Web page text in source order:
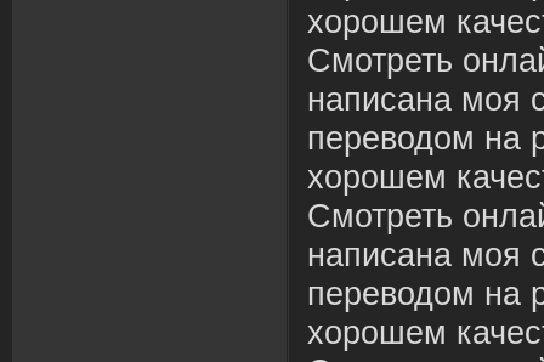
хорошем
Смотреть
написана моя
переводом на
хорошем
Смотреть
написана моя
переводом на
хорошем